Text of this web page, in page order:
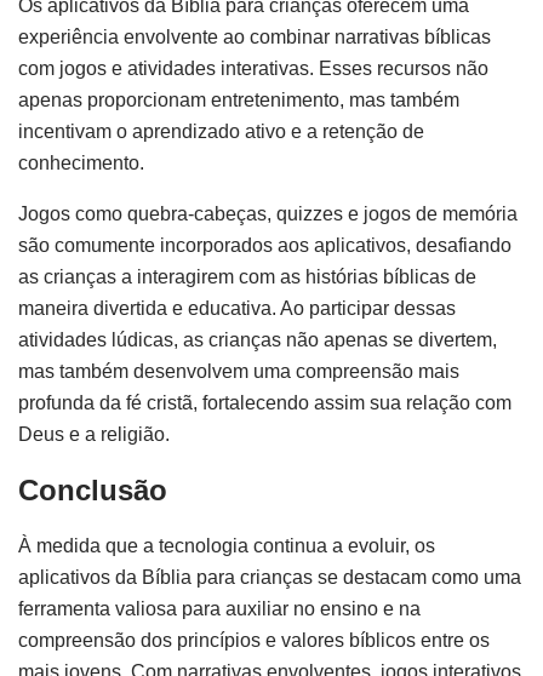
Os aplicativos da Bíblia para crianças oferecem uma
experiência envolvente ao combinar narrativas bíblicas
com jogos e atividades interativas. Esses recursos não
apenas proporcionam entretenimento, mas também
incentivam o aprendizado ativo e a retenção de
conhecimento.
Jogos como quebra-cabeças, quizzes e jogos de memória
são comumente incorporados aos aplicativos, desafiando
as crianças a interagirem com as histórias bíblicas de
maneira divertida e educativa. Ao participar dessas
atividades lúdicas, as crianças não apenas se divertem,
mas também desenvolvem uma compreensão mais
profunda da fé cristã, fortalecendo assim sua relação com
Deus e a religião.
Conclusão
À medida que a tecnologia continua a evoluir, os
aplicativos da Bíblia para crianças se destacam como uma
ferramenta valiosa para auxiliar no ensino e na
compreensão dos princípios e valores bíblicos entre os
mais jovens. Com narrativas envolventes, jogos interativos